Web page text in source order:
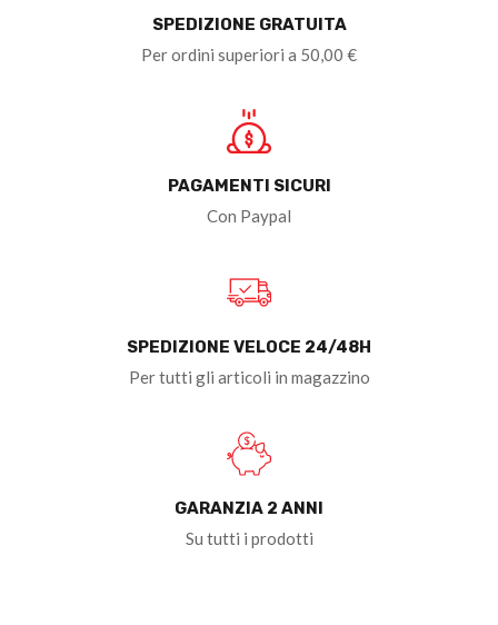
SPEDIZIONE GRATUITA
Per ordini superiori a 50,00 €
PAGAMENTI SICURI
Con Paypal
SPEDIZIONE VELOCE 24/48H
Per tutti gli articoli in magazzino
GARANZIA 2 ANNI
Su tutti i prodotti